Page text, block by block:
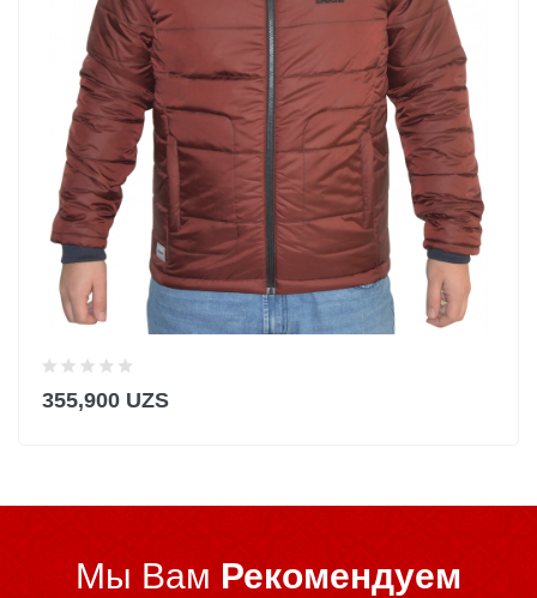
355,900 UZS
Мы Вам Рекомендуем